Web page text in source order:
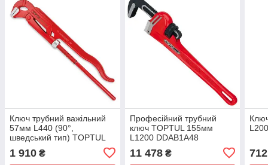
Ключ трубний важільний
57мм L440 (90°,
шведський тип) TOPTUL
1 910 ₴
Професійний трубний
ключ TOPTUL 155мм
L1200 DDAB1A48
11 478₴ 712